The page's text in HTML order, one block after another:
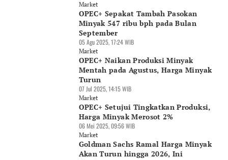
Market
OPEC+ Sepakat Tambah Pasokan
Minyak 547 ribu bph pada Bulan
September
05 Agu 2025, 17:24 WIB
Market
OPEC+ Naikan Produksi Minyak
Mentah pada Agustus, Harga Minyak
Turun
07 Jul 2025, 14:15 WIB
Market
OPEC+ Setujui Tingkatkan Produksi,
Harga Minyak Merosot 2%
06 Mei 2025, 09:56 WIB
Market
Goldman Sachs Ramal Harga Minyak
Akan Turun hingga 2026, Ini